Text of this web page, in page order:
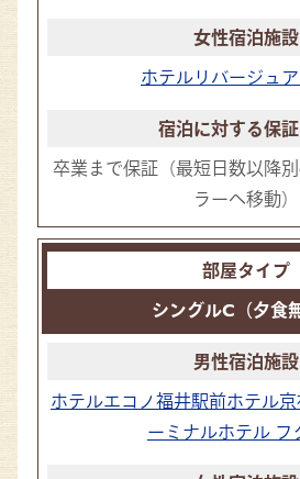
ホテルリバージュ
卒業まで保証 （最短日数以降
ラーへ移動）
シングルC（夕食
ホテルエコノ福井駅前ホテル
ーミナルホテル フ